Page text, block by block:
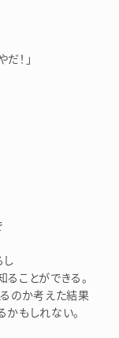
！」
し
ことができる。
るのか考えた結果
もしれない。